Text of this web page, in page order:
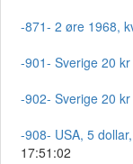
-871- 2 øre 1968,
-901- Sverige 20 kr
-902- Sverige 20 kr
-908- USA, 5
17:51:02